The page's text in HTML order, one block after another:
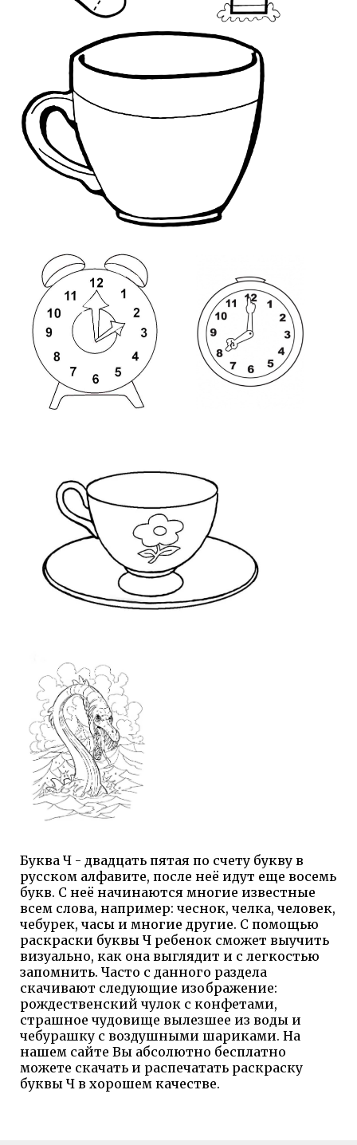
Буква Ч - двадцать пятая по счету букву в
русском алфавите, после неё идут еще восемь
букв. С неё начинаются многие известные
всем слова, например: чеснок, челка, человек,
чебурек, часы и многие другие. С помощью
раскраски буквы Ч ребенок сможет выучить
визуально, как она выглядит и с легкостью
запомнить. Часто с данного раздела
скачивают следующие изображение:
рождественский чулок с конфетами,
страшное чудовище вылезшее из воды и
чебурашку с воздушными шариками. На
нашем сайте Вы абсолютно бесплатно
можете скачать и распечатать раскраску
буквы Ч в хорошем качестве.